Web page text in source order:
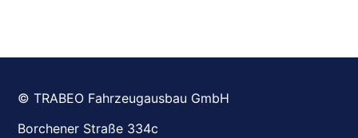
© TRABEO Fahrzeugausbau GmbH
Borchener Straße 334c